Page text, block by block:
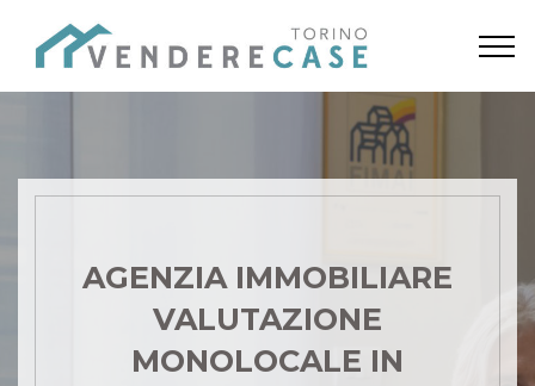
AGENZIA IMMOBILIARE
VALUTAZIONE
MONOLOCALE IN